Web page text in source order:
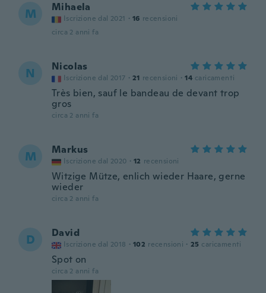
M Mihaela
Iscrizione dal 2021 · 16 recensioni
circa 2 anni fa
N Nicolas
Iscrizione dal 2017 · 21 recensioni · 14 caricamenti
Très bien, sauf le bandeau de devant trop
gros
circa 2 anni fa
M Markus
Iscrizione dal 2020 · 12 recensioni
Witzige Mütze, enlich wieder Haare, gerne
wieder
circa 2 anni fa
D David
Iscrizione dal 2018 · 102 recensioni · 25 caricamenti
Spot on
circa 2 anni fa